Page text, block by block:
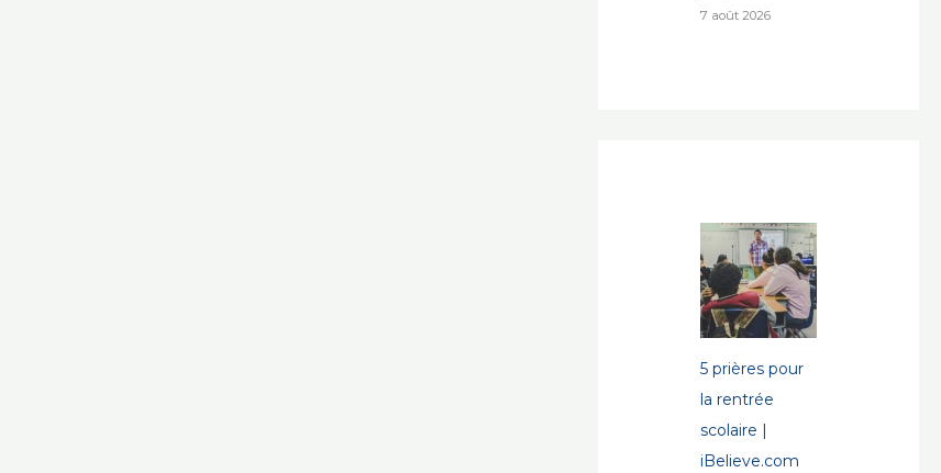
7 août 2026
5 prières pour
la rentrée
scolaire |
iBelieve.com